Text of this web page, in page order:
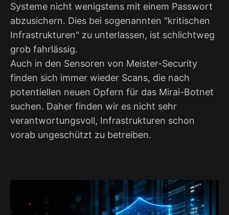
Systeme nicht wenigstens mit einem Passwort
abzusichern. Dies bei sogenannten "kritischen
Infrastrukturen" zu unterlassen, ist schlichtweg
grob fahrlässig.
Auch in den Sensoren von Meister-Security
finden sich immer wieder Scans, die nach
potentiellen neuen Opfern für das Mirai-Botnet
suchen. Daher finden wir es nicht sehr
verantwortungsvoll, Infrastrukturen schon
vorab ungeschützt zu betreiben.